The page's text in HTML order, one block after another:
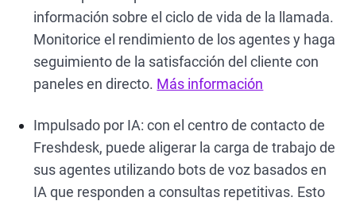
información sobre el ciclo de vida de la llamada.
Monitorice el rendimiento de los agentes y haga
seguimiento de la satisfacción del cliente con
paneles en directo. Más información
Impulsado por IA: con el centro de contacto de
Freshdesk, puede aligerar la carga de trabajo de
sus agentes utilizando bots de voz basados en
IA que responden a consultas repetitivas. Esto